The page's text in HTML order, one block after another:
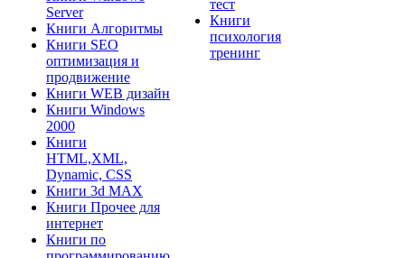
Server
Книги Алгоритмы
Книги SEO
оптимизация и
продвижение
Книги WEB дизайн
Книги Windows
2000
Книги
HTML,XML,
Dynamic, CSS
Книги 3d MAX
Книги Прочее для
интернет
Книги по
тест
Книги
психология
тренинг